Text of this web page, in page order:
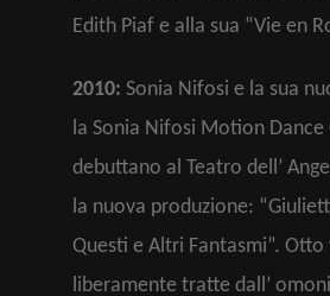
Edith Piaf e alla sua “Vie en
2010: Sonia Nifosi e la sua
la Sonia Nifosi Motion Dance
debuttano al Teatro dell’
la nuova produzione:
Questi e Altri Fantasmi”. Otto
liberamente tratte dall’